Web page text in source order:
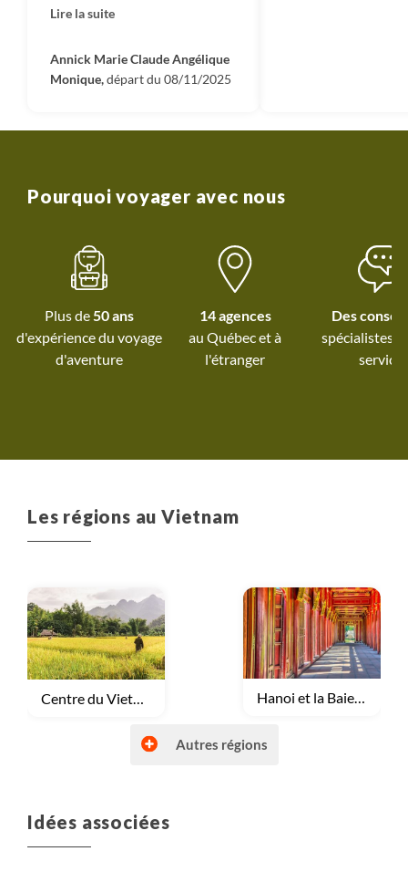
baie d Halong dans de très
bons guides qui ont su
partager leur connaissance.
Lire la suite
Annick Marie Claude Angélique
Monique,départ du 08/11/2025
Pourquoi voyager avec nous
Plus de50 ans
d'expérience du voyage
d'aventure
14 agences
au Québec età
l'étranger
Des
spécialistes
service
Les régions au Vietnam
Voyage
Centre du Vietnam Voyage
Hanoi et la Baie d'Halong
Voyage
Montagnes du Tonkin
Autres régions
Idées associées